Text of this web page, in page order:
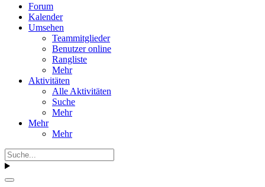
Forum
Kalender
Umsehen
Teammitglieder
Benutzer online
Rangliste
Mehr
Aktivitäten
Alle Aktivitäten
Suche
Mehr
Mehr
Mehr